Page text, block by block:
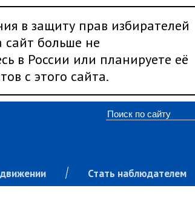
в защиту прав избирателей
сайт больше не
в России или планируете её
с этого сайта.
Стать наблюдателем